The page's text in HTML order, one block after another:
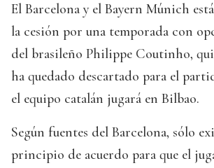
El Barcelona y el Bayern Múnich
la cesión por una temporada con
del brasileño Philippe Coutinho,
ha quedado descartado para el
el equipo catalán jugará en Bilbao.
Según fuentes del Barcelona, sólo
principio de acuerdo para que el